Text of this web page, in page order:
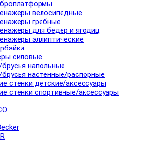
велосипедные
гребные
для бедер и ягодиц
эллиптические
силовые
брусья напольные
брусья настенные/распорные
стенки детские/аксессуары
стенки спортивные/аксессуары